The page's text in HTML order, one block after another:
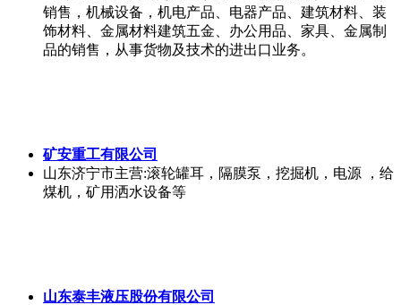
销售，机械设备，机电产品、电器产品、建筑材料、装
饰材料、金属材料建筑五金、办公用品、家具、金属制
品的销售，从事货物及技术的进出口业务。
矿安重工有限公司
山东济宁市主营:滚轮罐耳，隔膜泵，挖掘机，电源 ，给
煤机，矿用洒水设备等
山东泰丰液压股份有限公司